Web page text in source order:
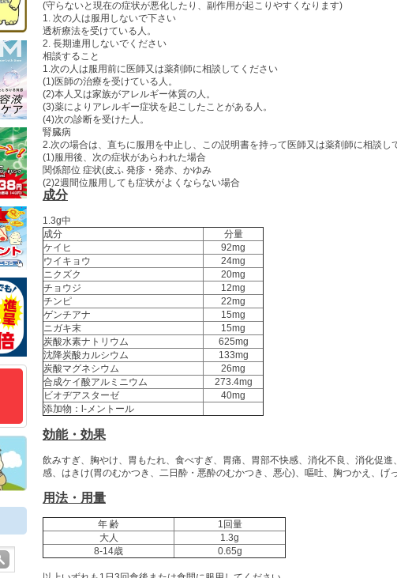
(守らないと現在の症状が悪化したり、副作用が起こりやすくなります)
1. 次の人は服用しないで下さい
透析療法を受けている人。
2. 長期連用しないでください
相談すること
1.次の人は服用前に医師又は薬剤師に相談してください
(1)医師の治療を受けている人。
(2)本人又は家族がアレルギー体質の人。
(3)薬によりアレルギー症状を起こしたことがある人。
(4)次の診断を受けた人。
腎臓病
2.次の場合は、直ちに服用を中止し、この説明書を持って医師又は薬剤師に相談し
(1)服用後、次の症状があらわれた場合
関係部位 症状(皮ふ 発疹・発赤、かゆみ
(2)2週間位服用しても症状がよくならない場合
成分
1.3g中
成分
分量
ケイヒ
92mg
ウイキョウ
24mg
ニクズク
20mg
チョウジ
12mg
チンピ
22mg
ゲンチアナ
15mg
ニガキ末
15mg
炭酸水素ナトリウム
625mg
沈降炭酸カルシウム
133mg
炭酸マグネシウム
26mg
合成ケイ酸アルミニウム
273.4mg
ビオヂアスターゼ
40mg
添加物：l-メントール
効能・効果
飲みすぎ、胸やけ、胃もたれ、食べすぎ、胃痛、胃部不快感、消化不良、消化促
感、はきけ(胃のむかつき、二日酔・悪酔のむかつき、悪心)、嘔吐、胸つかえ、げ
用法・用量
年 齢
1回量
大人
1.3g
8-14歳
0.65g